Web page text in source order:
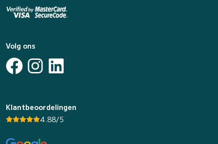
Volg ons
Klantbeoordelingen
4.88/5